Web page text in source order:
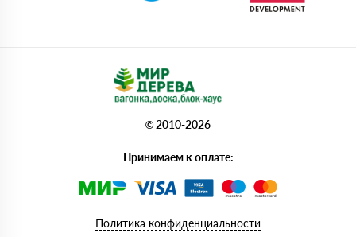
© 2010-2026
Принимаем к оплате:
Политика конфиденциальности